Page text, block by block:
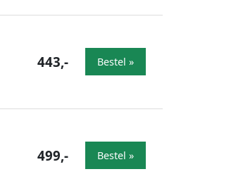
443,- Bestel »
499,- Bestel »